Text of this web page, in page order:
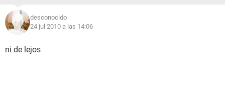
desconocido
24 jul 2010 a las 14:06
ni de lejos